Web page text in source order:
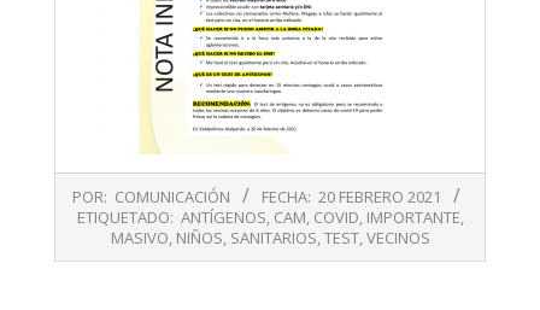
02-
POR: COMUNICACIÓN FECHA: 20 FEBRERO 2021
ETIQUETADO: ANTÍGENOS, CAM, COVID, IMPORTANTE,
MASIVO, NIÑOS, SANITARIOS,TEST,VECINOS